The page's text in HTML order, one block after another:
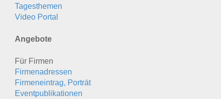
Tagesthemen
Video Portal
Angebote
Für Firmen
Firmenadressen
Firmeneintrag, Porträt
Eventpublikationen